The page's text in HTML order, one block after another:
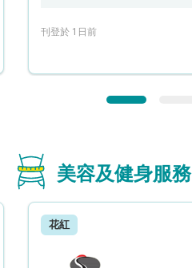
刊登於 1日前
美容及健身服務
花紅